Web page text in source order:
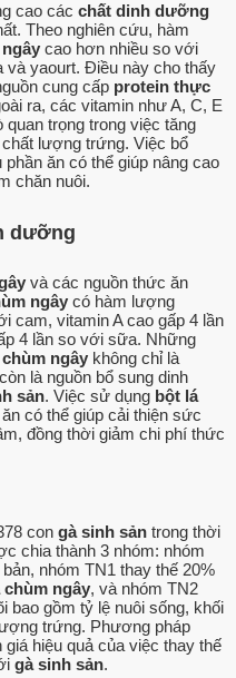
cao các chất dinh dưỡng
Theo nghiên cứu, hàm
cao hơn nhiều so với
yaourt. Điều này cho thấy
cung cấp protein thực
ra, các vitamin như A, C, E
quan trọng trong việc tăng
lượng trứng. Việc bổ
phần ăn có thể giúp nâng cao
chăn nuôi.
dưỡng
và các nguồn thức ăn
ngây có hàm lượng
cam, vitamin A cao gấp 4 lần
4 lần so với sữa. Những
ngây không chỉ là
là nguồn bổ sung dinh
sản. Việc sử dụng bột lá
có thể giúp cải thiện sức
đồng thời giảm chi phí thức
con gà sinh sản trong thời
chia thành 3 nhóm: nhóm
nhóm TN1 thay thế 20%
chùm ngây, và nhóm TN2
bao gồm tỷ lệ nuôi sống, khối
trứng. Phương pháp
hiệu quả của việc thay thế
gà sinh sản.